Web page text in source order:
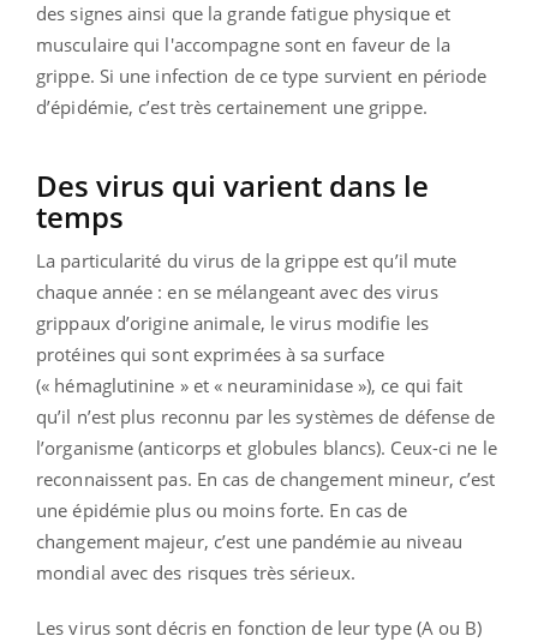
des signes ainsi que la grande fatigue physique et
musculaire qui l'accompagne sont en faveur de la
grippe. Si une infection de ce type survient en période
d’épidémie, c’est très certainement une grippe.
Des virus qui varient dans le
temps
La particularité du virus de la grippe est qu’il mute
chaque année : en se mélangeant avec des virus
grippaux d’origine animale, le virus modifie les
protéines qui sont exprimées à sa surface
(« hémaglutinine » et « neuraminidase »), ce qui fait
qu’il n’est plus reconnu par les systèmes de défense de
l’organisme (anticorps et globules blancs). Ceux-ci ne le
reconnaissent pas. En cas de changement mineur, c’est
une épidémie plus ou moins forte. En cas de
changement majeur, c’est une pandémie au niveau
mondial avec des risques très sérieux.
Les virus sont décris en fonction de leur type (A ou B)